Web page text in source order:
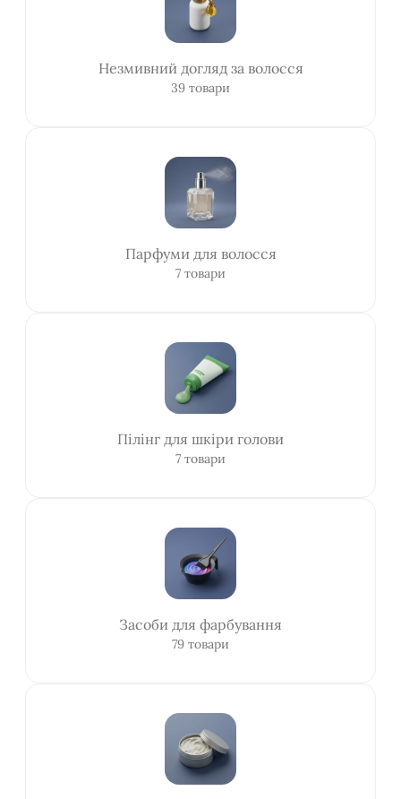
Незмивний догляд за волосся
39 товари
Парфуми для волосся
7 товари
Пілінг для шкіри голови
7 товари
Засоби для фарбування
79 товари